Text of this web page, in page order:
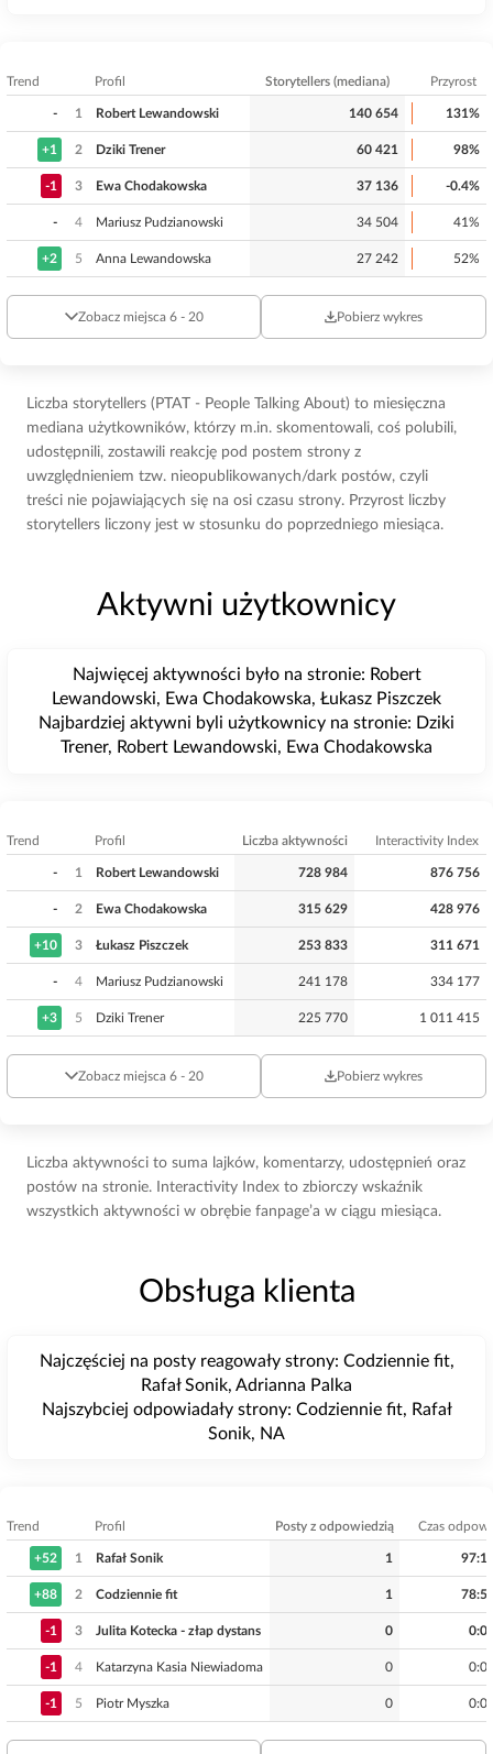
Trend Profil Storytellers (mediana) Przyrost
- 1 Robert Lewandowski 140 654 131%
+1 2 Dziki Trener 60 421 98%
-1 3 Ewa Chodakowska 37 136 -0.4%
- 4 Mariusz Pudzianowski 34 504 41%
+2 5 Anna Lewandowska 27 242 52%
Zobacz miejsca 6 - 20 Pobierz wykres
Liczba storytellers (PTAT - People Talking About) to miesięczna
mediana użytkowników, którzy m.in. skomentowali, coś polubili,
udostępnili, zostawili reakcję pod postem strony z
uwzględnieniem tzw. nieopublikowanych/dark postów, czyli
treści nie pojawiających się na osi czasu strony. Przyrost liczby
storytellers liczony jest w stosunku do poprzedniego miesiąca.
Aktywni użytkownicy
Najwięcej aktywności było na stronie: Robert
Lewandowski, Ewa Chodakowska, Łukasz Piszczek
Najbardziej aktywni byli użytkownicy na stronie: Dziki
Trener, Robert Lewandowski, Ewa Chodakowska
Trend Profil Liczba aktywności Interactivity Index
- 1 Robert Lewandowski 728 984 876 756
- 2 Ewa Chodakowska 315 629 428 976
+10 3 Łukasz Piszczek 253 833 311 671
- 4 Mariusz Pudzianowski 241 178 334 177
+3 5 Dziki Trener 225 770 1 011 415
Zobacz miejsca 6 - 20 Pobierz wykres
Liczba aktywności to suma lajków, komentarzy, udostępnień oraz
postów na stronie. Interactivity Index to zbiorczy wskaźnik
wszystkich aktywności w obrębie fanpage’a w ciągu miesiąca.
Obsługa klienta
Najczęściej na posty reagowały strony: Codziennie fit,
Rafał Sonik, Adrianna Palka
Najszybciej odpowiadały strony: Codziennie fit, Rafał
Sonik, NA
Trend Profil Posty z odpowiedzią Czas
+52 1 Rafał Sonik 1
+88 2 Codziennie fit 1
-1 3 Julita Kotecka - złap dystans 0
-1 4 Katarzyna Kasia Niewiadoma 0
-1 5 Piotr Myszka 0